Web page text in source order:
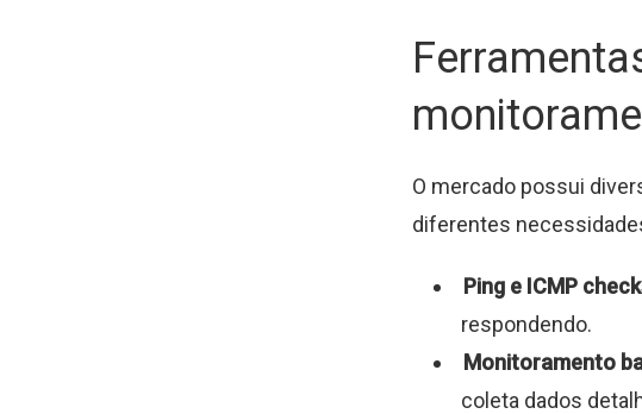
O mercado possui
diferentes
Ping e ICMP
respondendo.
Monitoramento
coleta dados